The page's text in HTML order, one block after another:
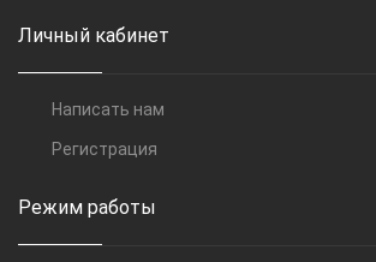
Личный кабинет
Написать нам
Регистрация
Режим работы